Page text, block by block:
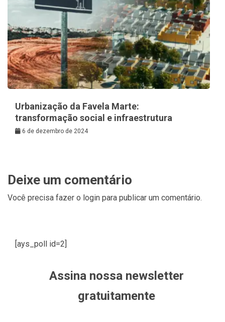
Urbanização da Favela Marte:
transformação social e infraestrutura
6 de dezembro de 2024
Deixe um comentário
Você precisa fazer o login para publicar um comentário.
[ays_poll id=2]
Assina nossa newsletter
gratuitamente